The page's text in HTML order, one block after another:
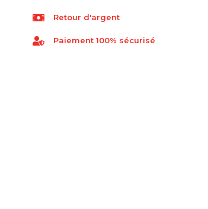
Retour d'argent
Paiement 100% sécurisé